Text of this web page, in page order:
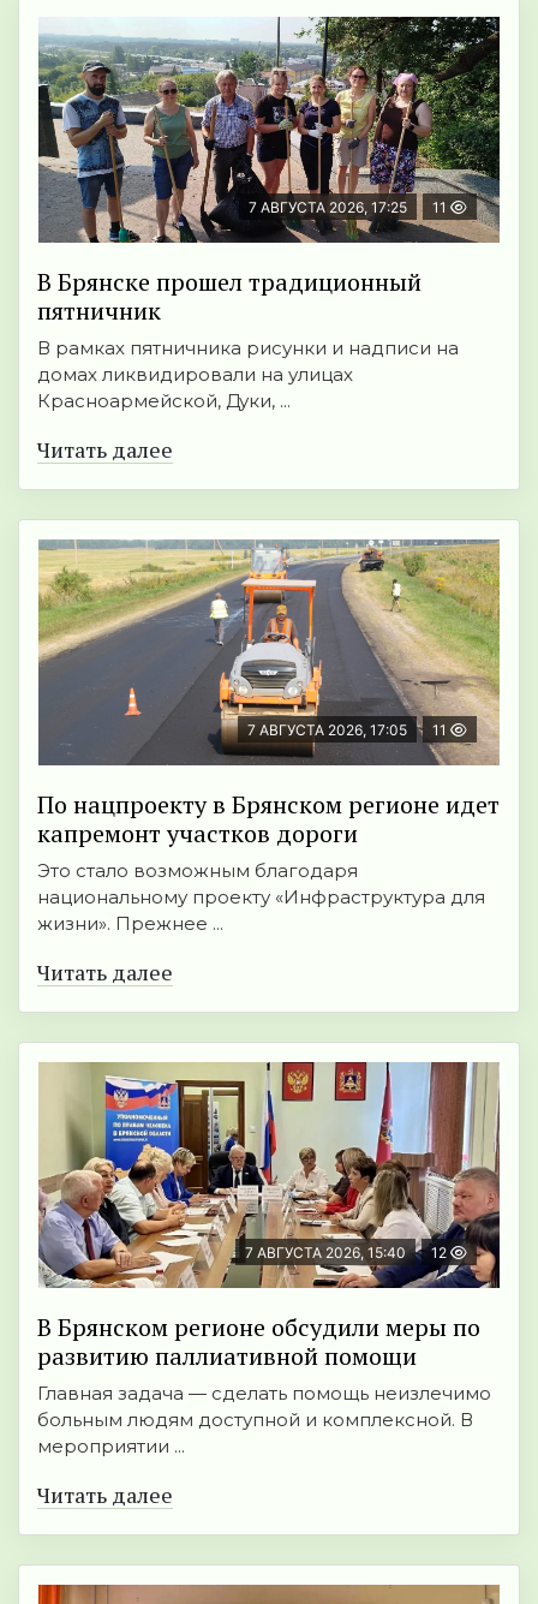
7 АВГУСТА 2026, 17:25 11
В Брянске прошел традиционный
пятничник
В рамках пятничника рисунки и надписи на
домах ликвидировали на улицах
Красноармейской, Дуки, ...
Читать далее
7 АВГУСТА 2026, 17:05 11
По нацпроекту в Брянском регионе идет
капремонт участков дороги
Это стало возможным благодаря
национальному проекту «Инфраструктура для
жизни». Прежнее ...
Читать далее
7 АВГУСТА 2026, 15:40 12
В Брянском регионе обсудили меры по
развитию паллиативной помощи
Главная задача — сделать помощь неизлечимо
больным людям доступной и комплексной. В
мероприятии ...
Читать далее